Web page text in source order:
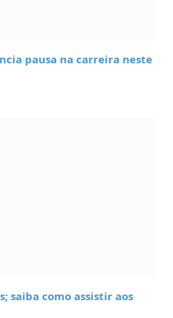
pausa na carreira neste
saiba como assistir aos